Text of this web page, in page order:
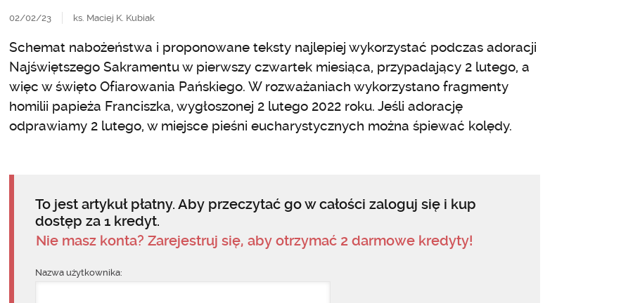
02/02/23 ks. Maciej K. Kubiak
Schemat nabożeństwa i proponowane teksty najlepiej wykorzystać podczas adoracji
Najświętszego Sakramentu w pierwszy czwartek miesiąca, przypadający 2 lutego, a
więc w święto Ofiarowania Pańskiego. W rozważaniach wykorzystano fragmenty
homilii papieża Franciszka, wygłoszonej 2 lutego 2022 roku. Jeśli adorację
odprawiamy 2 lutego, w miejsce pieśni eucharystycznych można śpiewać kolędy.
To jest artykuł płatny. Aby przeczytać go w całości zaloguj się i kup
dostęp za 1 kredyt.
Nie masz konta? Zarejestruj się, aby otrzymać 2 darmowe kredyty!
Nazwa użytkownika: